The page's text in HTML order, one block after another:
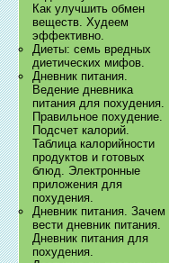
Как улучшить обмен
веществ. Худеем
эффективно.
Диеты: семь вредных
диетических мифов.
Дневник питания.
Ведение дневника
питания для похудения.
Правильное похудение.
Подсчет калорий.
Таблица калорийности
продуктов и готовых
блюд. Электронные
приложения для
похудения.
Дневник питания. Зачем
вести дневник питания.
Дневник питания для
похудения.